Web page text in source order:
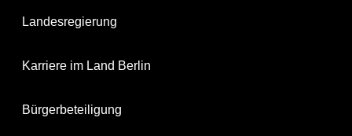
Landesregierung
Karriere im Land Berlin
Bürgerbeteiligung